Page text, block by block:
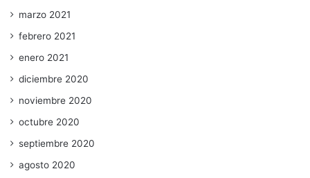
marzo 2021
febrero 2021
enero 2021
diciembre 2020
noviembre 2020
octubre 2020
septiembre 2020
agosto 2020